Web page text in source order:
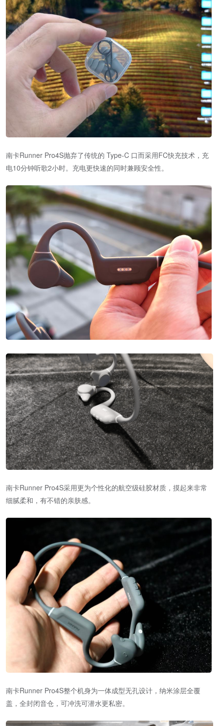
南卡Runner Pro4S抛弃了传统的 Type-C 口而采用FC快充技术，充
电10分钟听歌2小时。充电更快速的同时兼顾安全性。
南卡Runner Pro4S采用更为个性化的航空级硅胶材质，摸起来非常
细腻柔和，有不错的亲肤感。
南卡Runner Pro4S整个机身为一体成型无孔设计，纳米涂层全覆
盖，全封闭音仓，可冲洗可潜水更私密。